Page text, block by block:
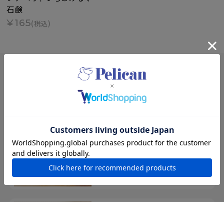
石鹸
¥165(税込)
SPECIAL
夏の新規入会キャンペーン
になる。新規会員登録で500ポイン
トプレゼント